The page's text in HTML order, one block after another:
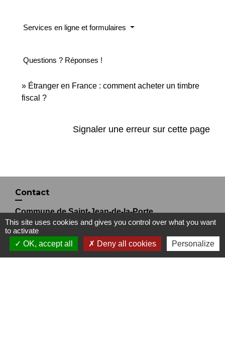
Services en ligne et formulaires
Questions ? Réponses !
Étranger en France : comment acheter un timbre
fiscal ?
Signaler une erreur sur cette page
Contact
Commune de Saint-Jean-de-la-Porte
200 Rue de la Mairie
73250 Saint-Jean-de-la-Porte - FRANCE
+33 4 79 28 54 55
Contact par formulaire
This site uses cookies and gives you control over what you want
to activate
OK, accept all
Deny all cookies Personalize